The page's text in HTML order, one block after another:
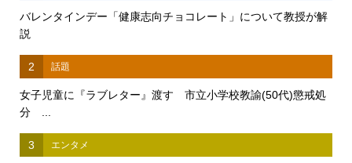
バレンタインデー「健康志向チョコレート」について教授が解
説
2 話題
女子児童に『ラブレター』渡す 市立小学校教諭(50代)懲戒処
分 ...
3 エンタメ